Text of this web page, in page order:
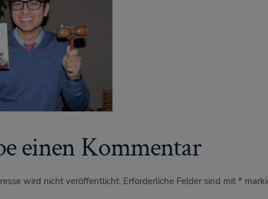
einen Kommentar
wird nicht veröffentlicht. Erforderliche Felder sind mit *